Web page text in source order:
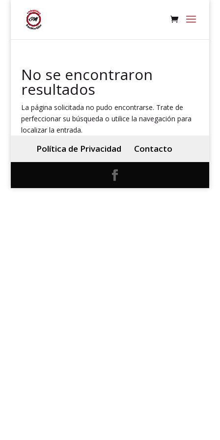
No se encontraron
resultados
La página solicitada no pudo encontrarse. Trate de
perfeccionar su búsqueda o utilice la navegación para
localizar la entrada.
Política de Privacidad Contacto